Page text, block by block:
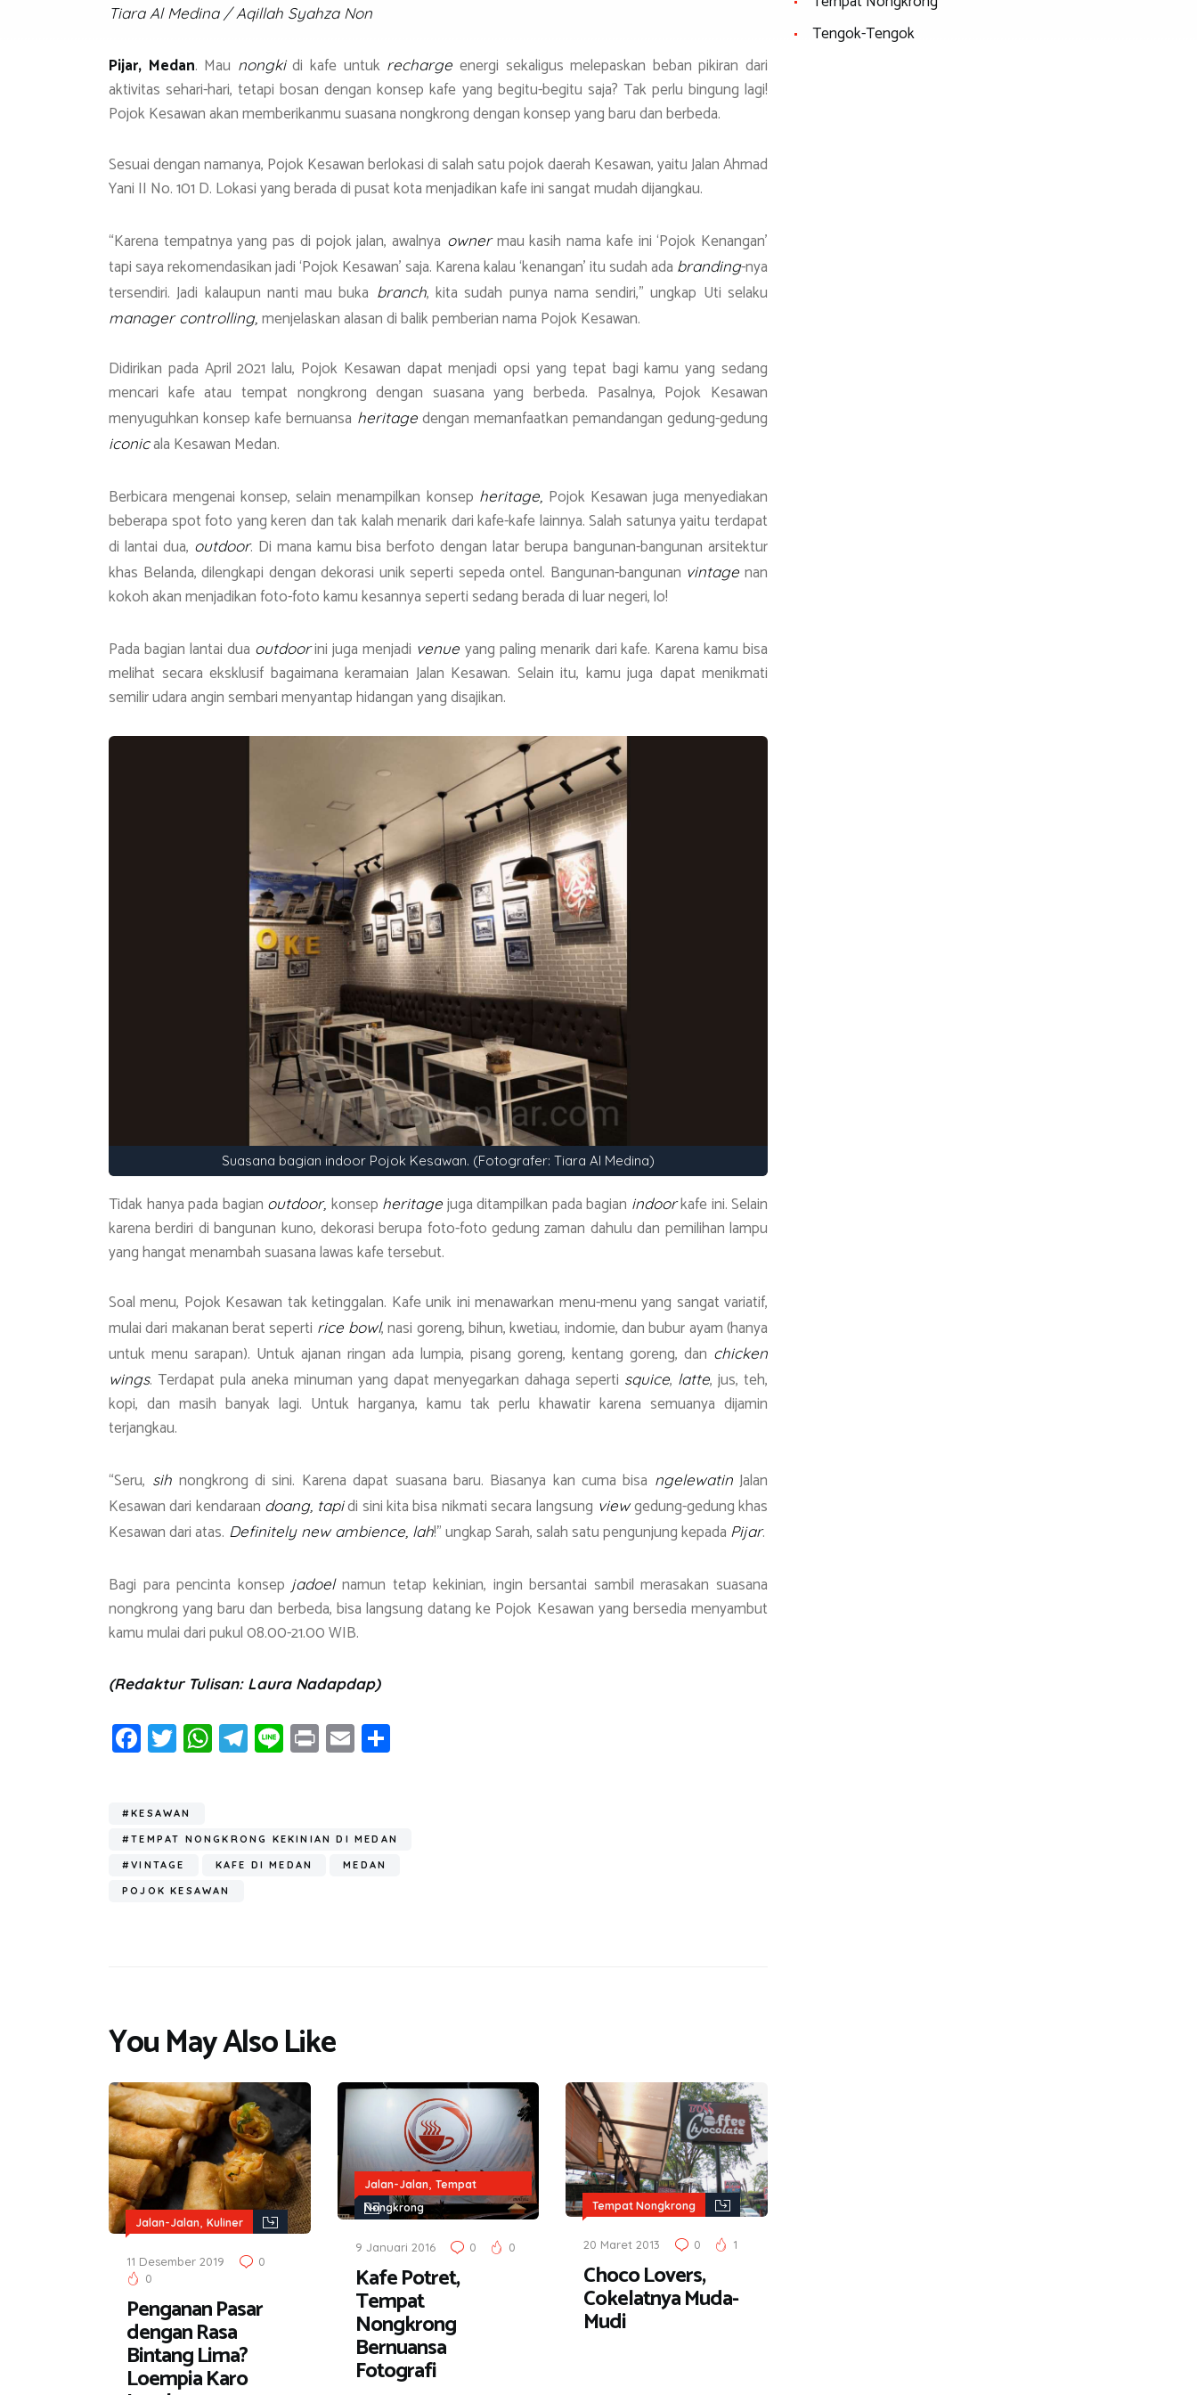
ok A
p
p
a
m
Tiara Al Medina / Aqillah Syahza Non
Pijar, Medan. Mau nongkidi kafe untuk recharge energi sekaligus melepaskan beban pikiran dari
aktivitas sehari-hari, tetapi bosan dengan konsep kafe yang begitu-begitu saja? Tak perlu bingung lagi!
Pojok Kesawan akan memberikanmu suasana nongkrong dengan konsep yang baru dan berbeda.
Sesuai dengan namanya, Pojok Kesawan berlokasi di salah satu pojok daerah Kesawan, yaitu Jalan Ahmad
Yani II No. 101 D. Lokasi yang berada di pusat kota menjadikan kafe ini sangat mudah dijangkau.
“Karena tempatnya yang pas di pojok jalan, awalnya ownermau kasih nama kafe ini ‘Pojok Kenangan’
tapi saya rekomendasikan jadi ‘Pojok Kesawan’ saja. Karena kalau ‘kenangan’ itu sudah ada branding-nya
tersendiri. Jadi kalaupun nanti mau buka branch, kita sudah punya nama sendiri,” ungkap Uti selaku
manager controlling, menjelaskan alasan di balik pemberian nama Pojok Kesawan.
Didirikan pada April 2021 lalu, Pojok Kesawan dapat menjadi opsi yang tepat bagi kamu yang sedang
mencari kafe atau tempat nongkrong dengan suasana yang berbeda. Pasalnya, Pojok Kesawan
menyuguhkan konsep kafe bernuansa heritagedengan memanfaatkan pemandangan gedung-gedung
iconicala Kesawan Medan.
Berbicara mengenai konsep, selain menampilkan konsep heritage, Pojok Kesawan juga menyediakan
beberapa spot foto yang keren dan tak kalah menarik dari kafe-kafe lainnya. Salah satunya yaitu terdapat
di lantai dua, outdoor. Di mana kamu bisa berfoto dengan latar berupa bangunan-bangunan arsitektur
khas Belanda, dilengkapi dengan dekorasi unik seperti sepeda ontel. Bangunan-bangunan vintage nan
kokoh akan menjadikan foto-foto kamu kesannya seperti sedang berada di luar negeri, lo!
Pada bagian lantai dua outdoorini juga menjadi venue yang paling menarik dari kafe. Karena kamu bisa
melihat secara eksklusif bagaimana keramaian Jalan Kesawan. Selain itu, kamu juga dapat menikmati
semilir udara angin sembari menyantap hidangan yang disajikan.
Suasana bagian indoor Pojok Kesawan. (Fotografer: Tiara Al Medina)
Tidak hanya pada bagian outdoor, konsep heritage juga ditampilkan pada bagian indoorkafe ini. Selain
karena berdiri di bangunan kuno, dekorasi berupa foto-foto gedung zaman dahulu dan pemilihan lampu
yang hangat menambah suasana lawas kafe tersebut.
Soal menu, Pojok Kesawan tak ketinggalan. Kafe unik ini menawarkan menu-menu yang sangat variatif,
mulai dari makanan berat seperti rice bowl, nasi goreng, bihun, kwetiau, indomie, dan bubur ayam (hanya
untuk menu sarapan). Untuk ajanan ringan ada lumpia, pisang goreng, kentang goreng, dan chicken
wings. Terdapat pula aneka minuman yang dapat menyegarkan dahaga seperti squice, latte, jus, teh,
kopi, dan masih banyak lagi. Untuk harganya, kamu tak perlu khawatir karena semuanya dijamin
terjangkau.
“Seru, sih nongkrong di sini. Karena dapat suasana baru. Biasanya kan cuma bisa ngelewatinJalan
Kesawan dari kendaraan doang, tapidi sini kita bisa nikmati secara langsung viewgedung-gedung khas
Kesawan dari atas. Definitely new ambience, lah!” ungkap Sarah, salah satu pengunjung kepada Pijar.
Bagi para pencinta konsepjadoelnamun tetap kekinian, ingin bersantai sambil merasakan suasana
nongkrong yang baru dan berbeda, bisa langsung datang ke Pojok Kesawan yang bersedia menyambut
kamu mulai dari pukul 08.00-21.00 WIB.
(Redaktur Tulisan: Laura Nadapdap)
Fa
ce
o
ok
T
wi
er
W
h
s
A
p
p
T
el
gr
a
m
Li
n
Pr
in
E
m
e
#KESAWAN
#TEMPAT NONGKRONG KEKINIAN DI MEDAN
#VINTAGE KAFE DI MEDAN MEDAN
POJOK KESAWAN
You May Also Like
Jalan-Jalan, Kuliner
11 Desember 2019
0
0
Penganan Pasar
dengan Rasa
Bintang Lima?
Loempia Karo
Jalan-Jalan, Tempat
Nongkrong
9 Januari 2016 0 0
Kafe Potret,
Tempat
Nongkrong
Bernuansa
Fotografi
Tempat Nongkrong
20 Maret 2013 0 1
Choco Lovers,
Cokelatnya Muda-
Mudi
Tengok-Tengok